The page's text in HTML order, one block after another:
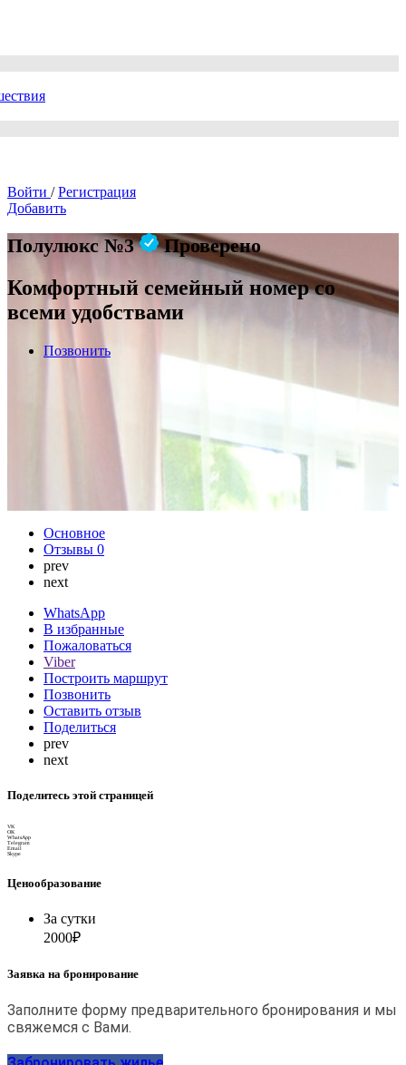
Войти / Регистрация
Добавить
Полулюкс №3 Проверено
Комфортный семейный номер со
всеми удобствами
Позвонить
Основное
Отзывы 0
prev
next
WhatsApp
В избранные
Пожаловаться
Viber
Построить маршрут
Позвонить
Оставить отзыв
Поделиться
prev
next
Поделитесь этой страницей
VK
OK
WhatsApp
Telegram
Email
Skype
Ценообразование
За сутки
2000₽
Заявка на бронирование
Заполните форму предварительного бронирования и мы
свяжемся с Вами.